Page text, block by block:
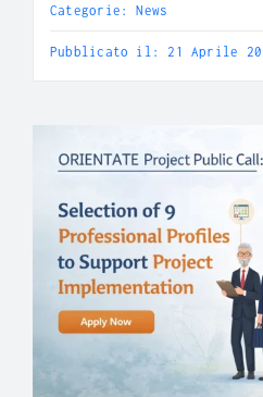
Categorie:News
Pubblicato il: 21 Aprile